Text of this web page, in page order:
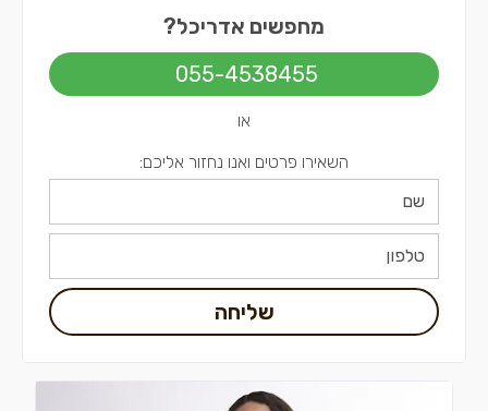
אדריכלים בתל אביב
מחפשים אדריכל?
055-4538455
או
השאירו פרטים ואנו נחזור אליכם:
שליחה